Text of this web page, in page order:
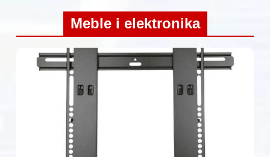
Meble i elektronika